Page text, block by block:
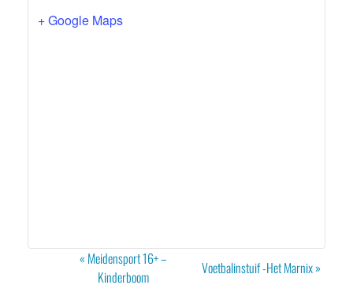
+ Google Maps
Evenement
« Meidensport 16+ –
Kinderboom
Voetbalinstuif -Het Marnix»